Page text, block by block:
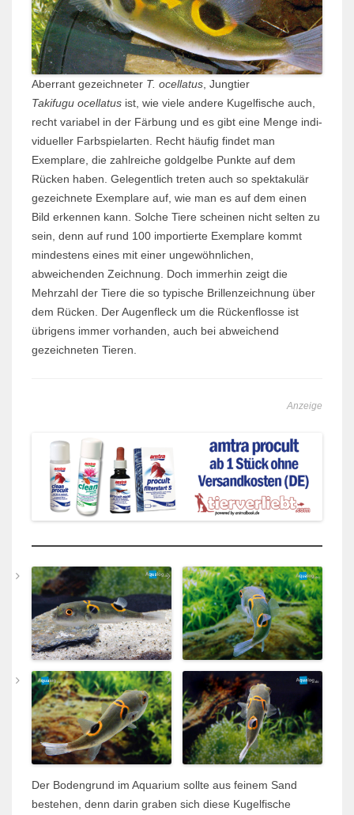
Aberrant gezeichneter T. ocellatus, Jungtier
Takifugu ocellatus ist, wie viele andere Kugelfische auch,
recht variabel in der Färbung und es gibt eine Menge indi­
vidu­eller Farbspielarten. Recht häufig findet man
Exemplare, die zahlreiche goldgelbe Punkte auf dem
Rücken haben. Gelegentlich treten auch so spektakulär
gezeichnete Exemplare auf, wie man es auf dem einen
Bild erkennen kann. Solche Tiere scheinen nicht selten zu
sein, denn auf rund 100 importierte Exemplare kommt
mindestens eines mit einer ungewöhnlichen,
abweichenden Zeich­­nung. Doch immerhin zeigt die
Mehrzahl der Tiere die so typische Brillen­zeichnung über
dem Rücken. Der Augen­fleck um die Rückenflosse ist
übrigens immer vorhanden, auch bei abweichend
gezeichneten Tieren.
Anzeige
Der Bodengrund im Aquarium sollte aus feinem Sand
bestehen, denn darin graben sich diese Kugelfische